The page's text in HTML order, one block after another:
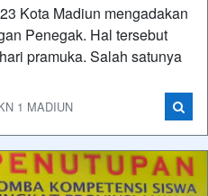
Kota Madiun mengadakan
Penegak. Hal tersebut
pramuka. Salah satunya
1 MADIUN